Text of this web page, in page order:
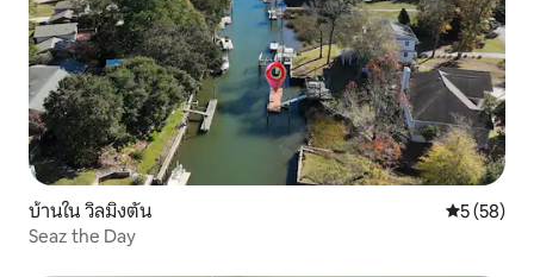
บ้านใน วิลมิงตัน คะแนนเฉลี่
5 (58)
Seaz the Day